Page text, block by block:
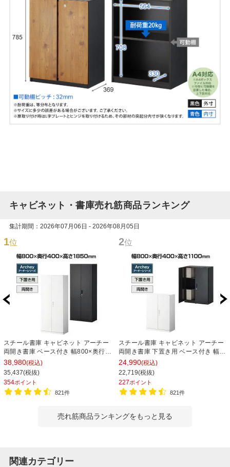
キャビネット・書庫売れ筋商品ランキング
集計期間：2026年07月06日 - 2026年08月05日
1位
スチール書庫 キャビネット アーチー
両開き書庫 ベース付き 幅800×奥行
400×高さ1850mm
38,980(税込)
35,437(税抜)
354ポイント
821件
2位
スチール書庫 キャビネット アーチー
両開き書庫 下置き用 ベース付き 幅
800×奥行400×高さ1100mm
24,990(税込)
22,719(税抜)
227ポイント
821件
売れ筋商品ランキングをもっと見る
関連カテゴリー